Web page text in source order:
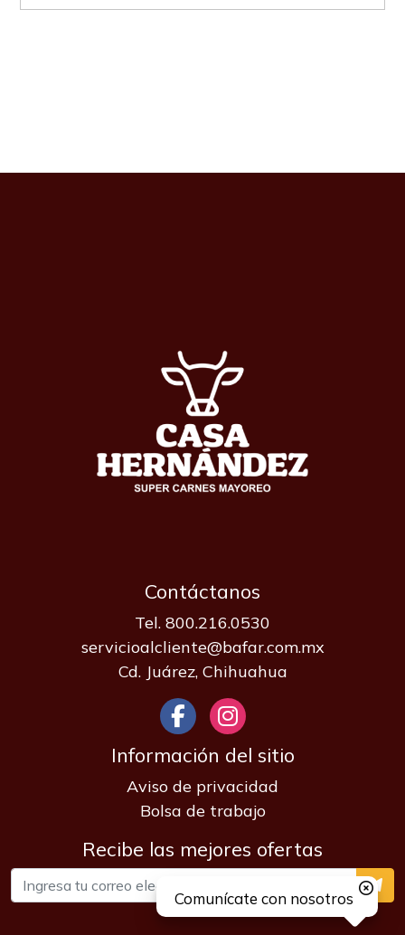
Contáctanos
Tel. 800.216.0530
servicioalcliente@bafar.com.mx
Cd. Juárez, Chihuahua
Información del sitio
Aviso de privacidad
Bolsa de trabajo
Recibe las mejores ofertas
Comunícate con nosotros